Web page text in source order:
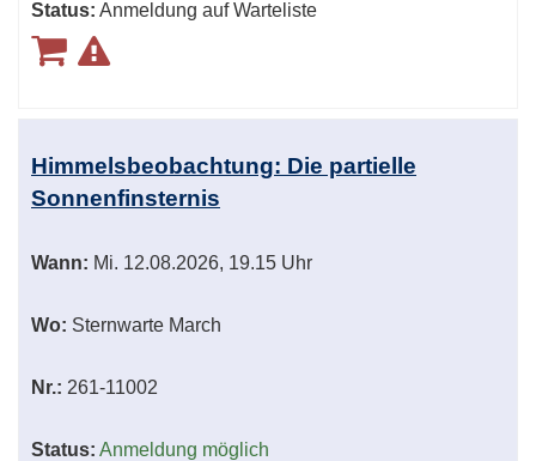
Status: Anmeldung auf Warteliste
Himmelsbeobachtung: Die partielle
Sonnenfinsternis
Wann: Mi. 12.08.2026, 19.15 Uhr
Wo: Sternwarte March
Nr.: 261-11002
Status: Anmeldung möglich